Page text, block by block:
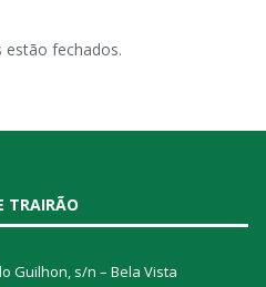
estão fechados.
TRAIRÃO
Guilhon, s/n – Bela Vista